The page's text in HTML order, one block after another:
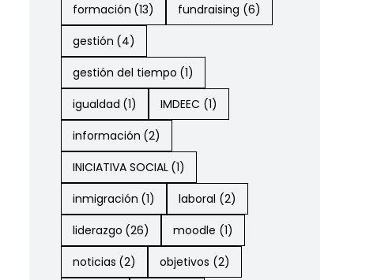
formación (13) fundraising (6)
gestión (4)
gestión del tiempo (1)
igualdad (1) IMDEEC (1)
información (2)
INICIATIVA SOCIAL (1)
inmigración (1) laboral (2)
liderazgo (26) moodle (1)
noticias (2) objetivos (2)